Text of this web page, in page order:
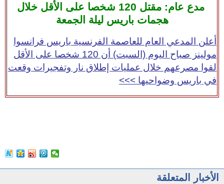
مدع عام: مقتل 120 شخصا على الأقل خلال
هجمات باريس ليلة الجمعة
أعلن المدعي العام للعاصمة الفرنسية باريس فرانسوا
مولينز صباح اليوم (السبت) أن 120 شخصا على الأقل
لقوا مصرعهم خلال عمليات إطلاق نار وتفجيرات وقعت
في باريس وضواحيها >>>
الأخبار المتعلقة